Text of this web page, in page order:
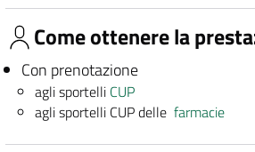
Come ottenere la
Con prenotazione
agli sportelli CUP
agli sportelli CUP dellefarmacie